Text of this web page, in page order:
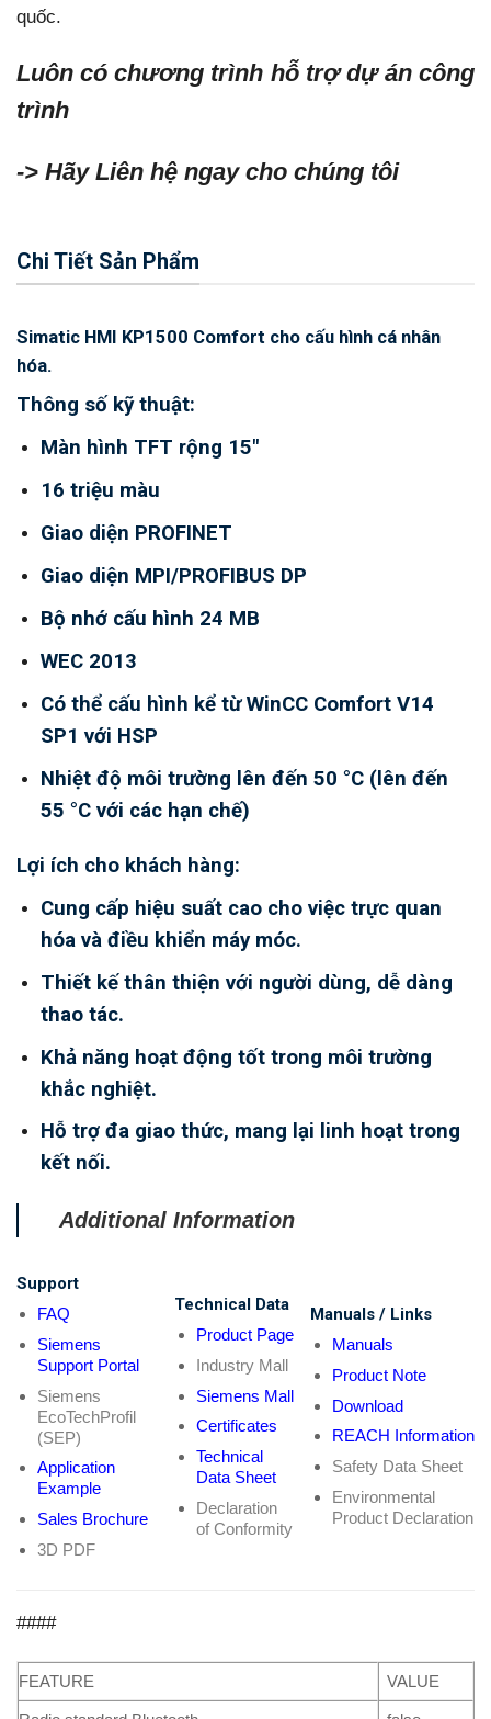
quốc.
Luôn có chương trình hỗ trợ dự án công
trình
-> Hãy Liên hệ ngay cho chúng tôi
Chi Tiết Sản Phẩm
Simatic HMI KP1500 Comfort cho cấu hình cá nhân
hóa.
Thông số kỹ thuật:
Màn hình TFT rộng 15″
16 triệu màu
Giao diện PROFINET
Giao diện MPI/PROFIBUS DP
Bộ nhớ cấu hình 24 MB
WEC 2013
Có thể cấu hình kể từ WinCC Comfort V14
SP1 với HSP
Nhiệt độ môi trường lên đến 50 °C (lên đến
55 °C với các hạn chế)
Lợi ích cho khách hàng:
Cung cấp hiệu suất cao cho việc trực quan
hóa và điều khiển máy móc.
Thiết kế thân thiện với người dùng, dễ dàng
thao tác.
Khả năng hoạt động tốt trong môi trường
khắc nghiệt.
Hỗ trợ đa giao thức, mang lại linh hoạt trong
kết nối.
Additional Information
Support
FAQ
Siemens
Support Portal
Siemens
EcoTechProfil
(SEP)
Application
Example
Sales Brochure
3D PDF
Technical Data
Product Page
Industry Mall
Siemens Mall
Certificates
Technical
Data Sheet
Declaration
of Conformity
Manuals / Links
Manuals
Product Note
Download
REACH Information
Safety Data Sheet
Environmental
Product Declaration
####
FEATURE VALUE